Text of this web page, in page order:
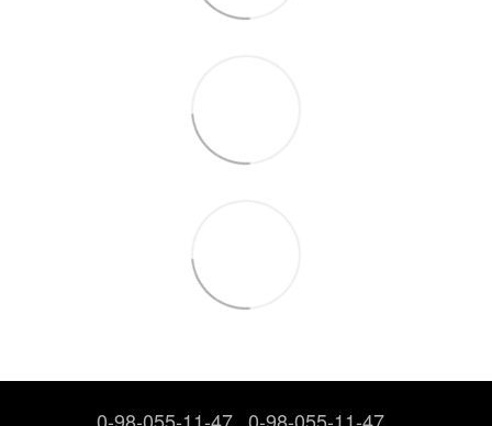
0-98-055-11-47 0-98-055-11-47